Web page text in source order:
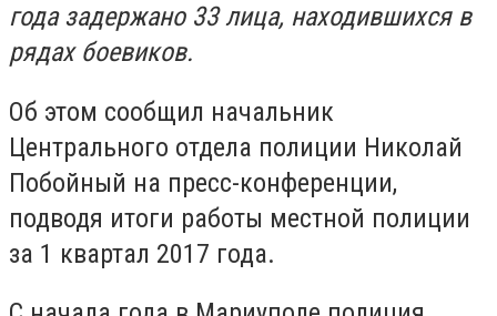
года задержано 33 лица, находившихся в
рядах боевиков.
Об этом сообщил начальник
Центрального отдела полиции Николай
Побойный на пресс-конференции,
подводя итоги работы местной полиции
за 1 квартал 2017 года.